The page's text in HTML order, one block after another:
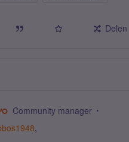
Delen
Community manager
,